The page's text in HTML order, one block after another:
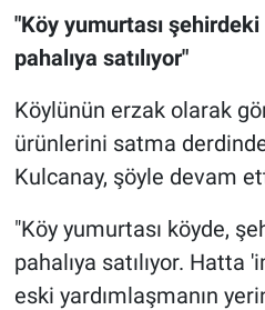
"Köy yumurtası
pahalıya satılıyor"
Köylünün erzak olarak
ürünlerini satma
Kulcanay, şöyle devam
"Köy yumurtası köyde,
pahalıya satılıyor. Hatta
eski yardımlaşmanın